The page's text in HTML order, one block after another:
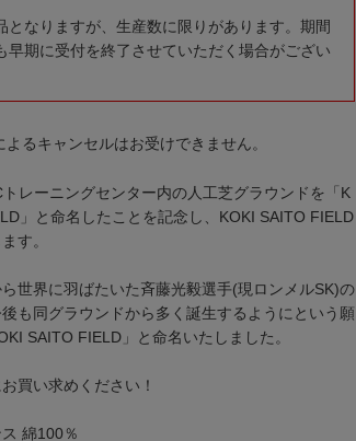
となりますが、生産数に限りがあります。期間
早期に受付を終了させていただく場合がござい
るキャンセルはお受けできません。
レーニングセンター内の人工芝グラウンドを「K
」と命名したことを記念し、KOKI SAITO FIELD
す。
世界に羽ばたいた斉藤光毅選手(現ロンメルSK)の
も同グラウンドから多く誕生するようにという願
SAITO FIELD」と命名いたしました。
買い求めください！
綿100％